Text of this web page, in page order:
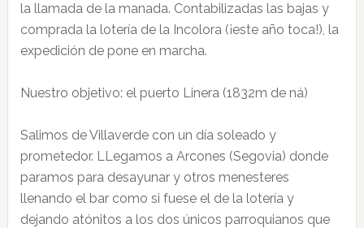
la llamada de la manada. Contabilizadas las bajas y
comprada la lotería de la Incolora (¡este año toca!), la
expedición de pone en marcha.
Nuestro objetivo: el puerto Linera (1832m de ná)
Salimos de Villaverde con un día soleado y
prometedor. LLegamos a Arcones (Segovia) donde
paramos para desayunar y otros menesteres
llenando el bar como si fuese el de la lotería y
dejando atónitos a los dos únicos parroquianos que